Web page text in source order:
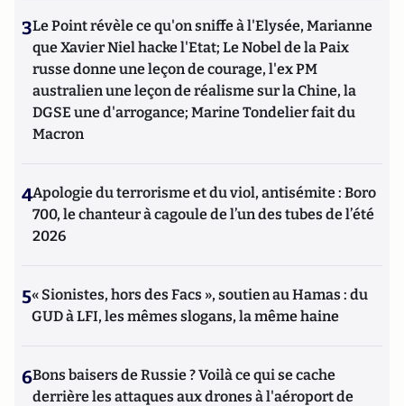
3Le Point révèle ce qu'on sniffe à l'Elysée, Marianne
que Xavier Niel hacke l'Etat; Le Nobel de la Paix
russe donne une leçon de courage, l'ex PM
australien une leçon de réalisme sur la Chine, la
DGSE une d'arrogance; Marine Tondelier fait du
Macron
4Apologie du terrorisme et du viol, antisémite : Boro
700, le chanteur à cagoule de l’un des tubes de l’été
2026
5« Sionistes, hors des Facs », soutien au Hamas : du
GUD à LFI, les mêmes slogans, la même haine
6Bons baisers de Russie ? Voilà ce qui se cache
derrière les attaques aux drones à l'aéroport de